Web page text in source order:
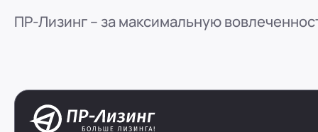
ПР-Лизинг – за максимальную